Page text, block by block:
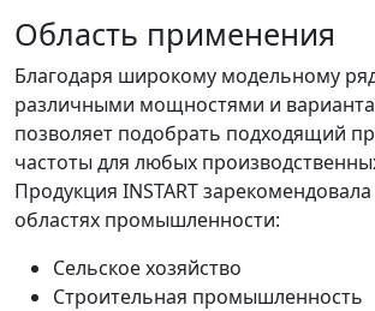
Область применения
Благодаря широкому модельному
различными мощностями и
позволяет подобрать подходящий
частоты для любых
Продукция INSTART
областях промышленности:
Сельское хозяйство
Строительная промышленность